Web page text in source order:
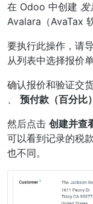
在 Odoo 中创建 发
Avalara（AvaTax
要执行此操作，请
从列表中选择报价单
确认报价和验证交
、 预付款（百分比）
然后点击 创建并查
可以看到记录的税
也不同。